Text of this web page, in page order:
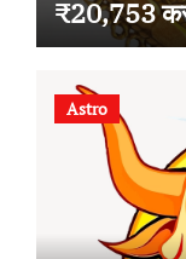
₹20,753
ग्रोथ
Astro